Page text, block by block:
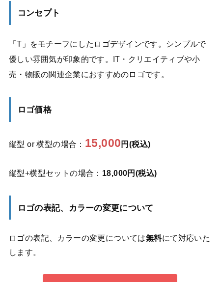
コンセプト
「T」をモチーフにしたロゴデザインです。シンプルで
優しい雰囲気が印象的です。IT・クリエイティブや小
売・物販の関連企業におすすめのロゴです。
ロゴ価格
縦型 or 横型の場合： 15,000 円(税込)
縦型+横型セットの場合： 18,000円(税込)
ロゴの表記、カラーの変更について
ロゴの表記、カラーの変更については無料にて対応いた
します。